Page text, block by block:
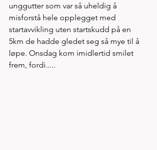
unggutter som var så uheldig å
misforstå hele opplegget med
startavvikling uten startskudd på en
5km de hadde gledet seg så mye til å
løpe. Onsdag kom imidlertid smilet
frem, fordi.....